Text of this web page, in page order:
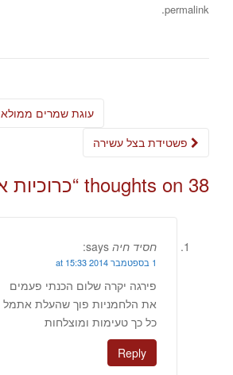
permalink
.
עוגת שמרים
38 thoughts on “ כרוכיות
חסיד חיה says:
1 בספטמבר 2014 at 15:33
פירגה יקרה שלום הכנתי פעמים
את הלחמניות פוך שהעלת אתמל
כל כך טעימות ומוצלחות
Reply